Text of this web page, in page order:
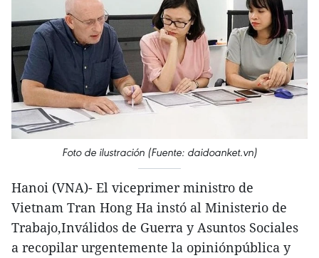
Foto de ilustración (Fuente: daidoanket.vn)
Hanoi (VNA)- El viceprimer ministro de
Vietnam Tran Hong Ha instó al Ministerio de
Trabajo,Inválidos de Guerra y Asuntos Sociales
a recopilar urgentemente la opiniónpública y